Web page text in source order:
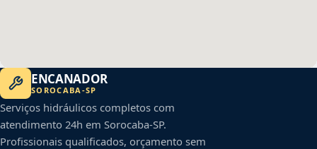
ENCANADOR
SOROCABA -SP
Serviços hidráulicos completos com
atendimento 24h em Sorocaba-SP.
Profissionais qualificados, orçamento sem